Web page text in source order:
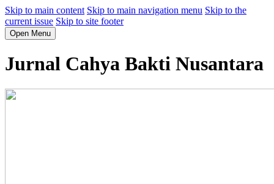
Skip to main content Skip to main navigation menu Skip to the
current issue Skip to site footer
Open Menu
Jurnal Cahya Bakti Nusantara